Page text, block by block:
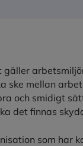
ske mellan
och smidigt
det finnas
som har